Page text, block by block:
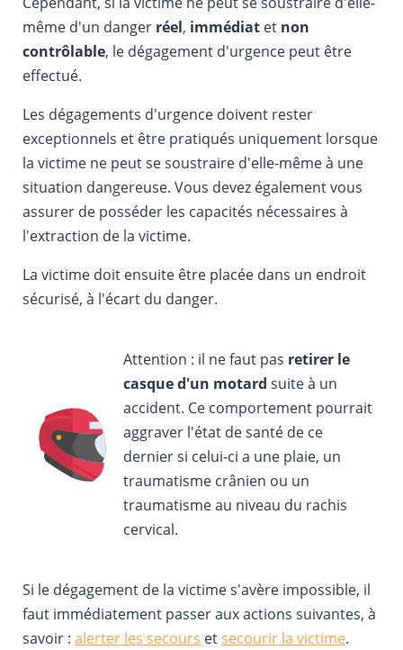
même d'un danger réel, immédiatet non
contrôlable, le dégagement d'urgence peut être
effectué.
Les dégagements d'urgence doivent rester
exceptionnels et être pratiqués uniquement lorsque
la victime ne peut se soustraire d'elle-même à une
situation dangereuse. Vous devez également vous
assurer de posséder les capacités nécessaires à
l'extraction de la victime.
La victime doit ensuite être placée dans un endroit
sécurisé, à l'écart du danger.
Attention : il ne faut pas retirer le
casque d'un motard suite à un
accident. Ce comportement pourrait
aggraver l'état de santé de ce
dernier si celui-ci a une plaie, un
traumatisme crânien ou un
traumatisme au niveau du rachis
cervical.
Si le dégagement de la victime s'avère impossible, il
faut immédiatement passer aux actions suivantes, à
savoir : alerter les secours etsecourir la victime.